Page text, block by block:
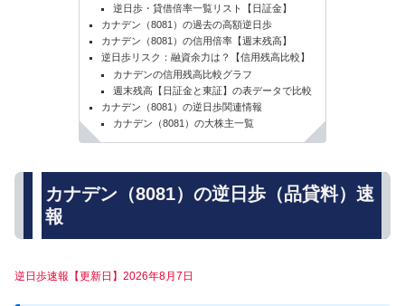
逆日歩・貸借倍率一覧リスト【日証金】
カナデン（8081）の過去の高額逆日歩
カナデン（8081）の信用倍率【週末残高】
逆日歩リスク：融資余力は？【信用残高比較】
カナデンの信用残高比較グラフ
週末残高【日証金と東証】の表データで比較
カナデン（8081）の逆日歩関連情報
カナデン（8081）の大株主一覧
カナデン（8081）の逆日歩（品貸料）速
報
逆日歩速報【更新日】2026年8月7日